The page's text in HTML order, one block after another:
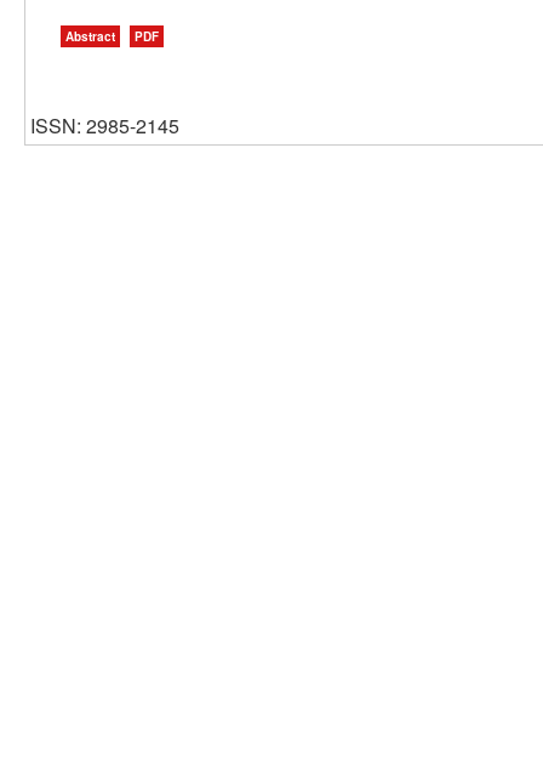
Abstract PDF
ISSN: 2985-2145